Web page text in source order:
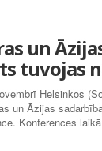
un
tuvojas
Helsinkos
un Āzijas
Konferences